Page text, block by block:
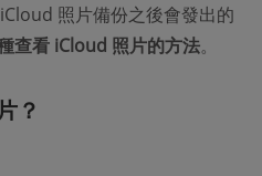
照片備份之後會發出的
查看 iCloud 照片的方法。
？